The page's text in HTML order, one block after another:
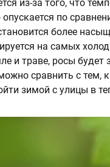
из-за того, что
по
более
на самых
и траве, росы будет
сравнить с тем,
зимой с улицы в